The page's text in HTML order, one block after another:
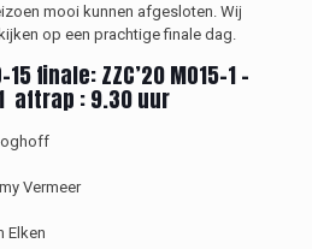
mooi kunnen afgesloten. Wij
op een prachtige finale dag.
15 finale:ZZC’20 MO15-1 –
aftrap : 9.30 uur
Vermeer
Elken